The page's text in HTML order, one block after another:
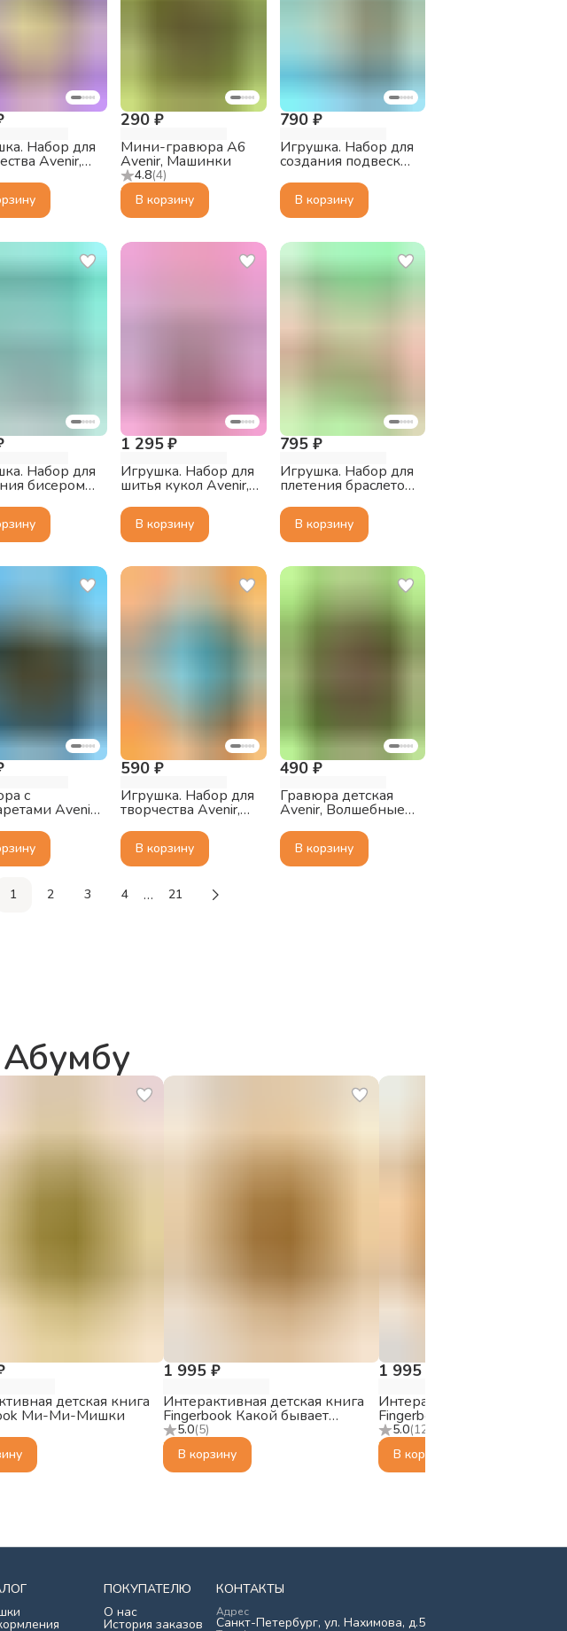
Набор для
Avenir,
мою
книжку с
4.8(4)
290 ₽
Мини-гравюра А6
Avenir, Машинки
В корзину
790 ₽
Игрушка. Набор для
создания подвески
В корзину
Набор для
бисером
1 295 ₽
Игрушка. Набор для
шитья кукол Avenir,
В корзину
795 ₽
Игрушка. Набор для
плетения браслетов
Обитатели
В корзину
с
Avenir,
590 ₽
Игрушка. Набор для
творчества Avenir,
первую книжку с
историями, Дикие
животные
В корзину
490 ₽
Гравюра детская
Avenir, Волшебные
В корзину
1 2 3 4 … 21
детская книга
Ми-Ми-Мишки
5.0(5)
1 995 ₽
Интерактивная детская книга
Fingerbook Какой бывает
транспорт
В корзину
5.0(12
1 995 ₽
Интерактивная детская
Fingerbook Какие бывают
животные
В корзину
ПОКУПАТЕЛЮ
О нас
История заказов
КОНТАКТЫ
Адрес
Санкт-Петербург, ул. Нахимова, д.5